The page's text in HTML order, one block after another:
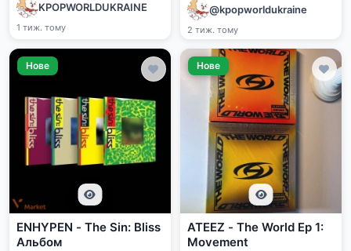
KPOPWORLDUKRAINE
1 тиж. тому
@kpopworldukraine
2 тиж. тому
Нове
ENHYPEN - The Sin: Bliss
Альбом
Нове
ATEEZ - The World Ep 1:
Movement